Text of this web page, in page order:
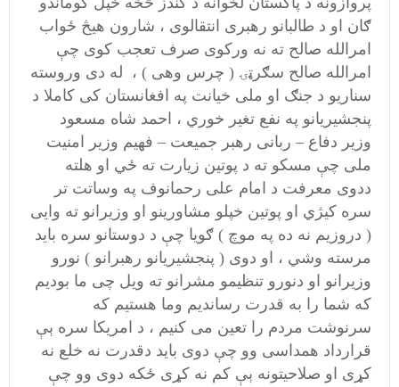
ګان او د طالبانو رهبری انتقالوی ، شارون هیڅ ځواب
امرالله صالح ته نه ورکوی صرف تعجب کوی چې
امرالله صالح سګرټۍ ( چرس وهی ) ، له دی وروسته
سناریو د جنګ او ملی خیانت په افغانستان کی کاملا د
پنجشیریانو په نفع تغیر خوري ، احمد شاه مسعود
وزیر دفاع – ربانی رهبر جمیعت – فهیم وزیر امنیت
ملی چې مسکو ته د پوتین زیارت ته ځي او هلته
ددوی معرفت د امام علی رحمانوف په وساتت تر
سره کیژي او پوتین خپلو مشاورینو او وزیرانو ته وایی
( دروزیم نه ده په موچ ) ګویا چې د دوستانو سره باید
مرسته وشي ، او دوی ( پنجشیریانو رهبرانو ) نورو
وزیرانو او دنورو تنظیمو مشرانو ته ویل چی ما بودیم
که شما را به قدرت رساندیم وما هستیم که
سرنوشت مردم را تعین می کنیم ، د امریکا سره ېې
قرارداد همداسی وو چې دوی باید دقدرت نه خلع نه
کړی او صلاحیتونه ېې کم نه کړی ځکه دوی وو چې